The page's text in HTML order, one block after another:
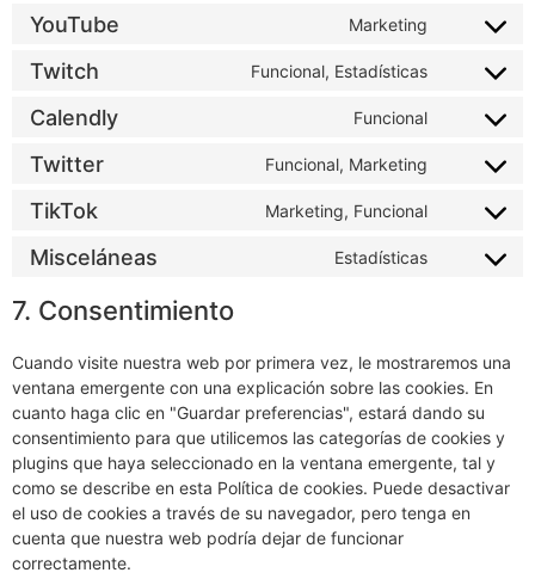
service
google-
YouTube Marketing
Consent
service
youtube
Twitch Funcional, Estadísticas
Consent
service
twitch
Calendly Funcional
Consent
service
calendly
Twitter Funcional, Marketing
Consent
service
twitter
TikTok Marketing, Funcional
Consent
service
Misceláneas Estadísticas
Consent
7. Consentimiento
Cuando visite nuestra web por primera vez, le mostraremos una
ventana emergente con una explicación sobre las cookies. En
cuanto haga clic en "Guardar preferencias", estará dando su
consentimiento para que utilicemos las categorías de cookies y
plugins que haya seleccionado en la ventana emergente, tal y
como se describe en esta Política de cookies. Puede desactivar
el uso de cookies a través de su navegador, pero tenga en
cuenta que nuestra web podría dejar de funcionar
correctamente.